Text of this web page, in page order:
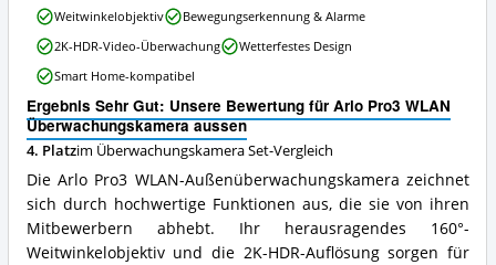
erhältlich?
Ergebnis Sehr Gut: Unsere Bewertung für Arlo Pro3 WLAN
Überwachungskamera aussen
4. Platzim Überwachungskamera Set-Vergleich
Die Arlo Pro3 WLAN-Außenüberwachungskamera zeichnet
sich durch hochwertige Funktionen aus, die sie von ihren
Mitbewerbern abhebt. Ihr herausragendes 160°-
Weitwinkelobjektiv und die 2K-HDR-Auflösung sorgen für
Arlo
Pro3
WLAN
Überwachungskamera
aussen
Vorteile:
Was
spricht
für
dieses
Überwachungskamera
Set?
Weitwinkelobjektiv
Bewegungserkennung & Alarme
2K-HDR-Video-Überwachung
Wetterfestes Design
Smart Home-kompatibel